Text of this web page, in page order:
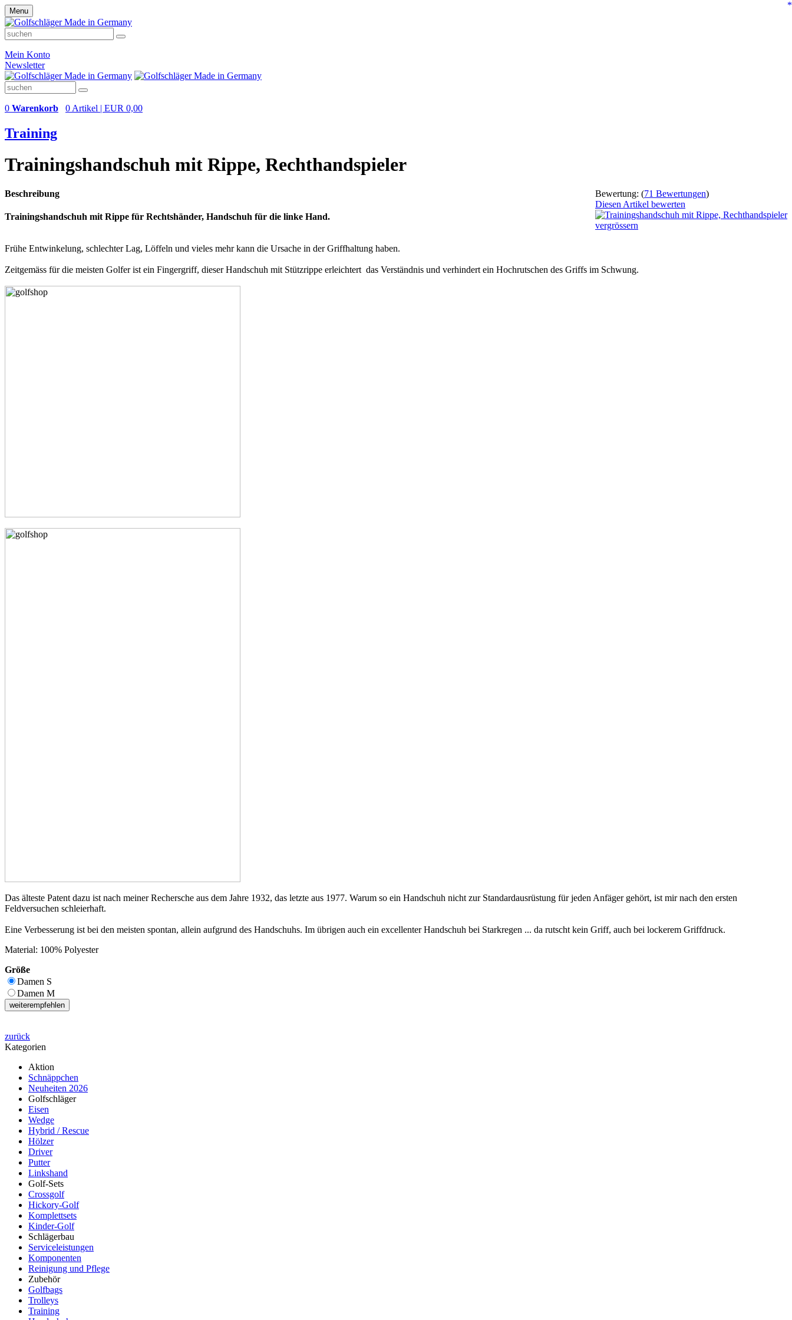
Menu
Mein Konto
Newsletter
*
0 Warenkorb 0 Artikel | EUR 0,00
Training
Trainingshandschuh mit Rippe, Rechthandspieler
Bewertung: (71 Bewertungen)
Diesen Artikel bewerten
vergrössern
Beschreibung
Trainingshandschuh mit Rippe für Rechtshänder, Handschuh für die linke Hand.
Frühe Entwinkelung, schlechter Lag, Löffeln und vieles mehr kann die Ursache in der Griffhaltung haben.
Zeitgemäss für die meisten Golfer ist ein Fingergriff, dieser Handschuh mit Stützrippe erleichtert das Verständnis und verhindert ein Hochrutschen des Griffs im Schwung.
Das älteste Patent dazu ist nach meiner Rechersche aus dem Jahre 1932, das letzte aus 1977. Warum so ein Handschuh nicht zur Standardausrüstung für jeden Anfäger gehört, ist mir nach den ersten
Feldversuchen schleierhaft.
Eine Verbesserung ist bei den meisten spontan, allein aufgrund des Handschuhs. Im übrigen auch ein excellenter Handschuh bei Starkregen ... da rutscht kein Griff, auch bei lockerem Griffdruck.
Material: 100% Polyester
Größe
Damen S
Damen M
weiterempfehlen
zurück
Kategorien
Aktion
Schnäppchen
Neuheiten 2026
Golfschläger
Eisen
Wedge
Hybrid / Rescue
Hölzer
Driver
Putter
Linkshand
Golf-Sets
Crossgolf
Hickory-Golf
Komplettsets
Kinder-Golf
Schlägerbau
Serviceleistungen
Komponenten
Reinigung und Pflege
Zubehör
Golfbags
Trolleys
Training